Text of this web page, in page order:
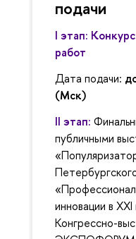
подачи
I этап:
работ
Дата подачи:
(Мск)
II этап:
публичными
инновации в
Конгрессно-